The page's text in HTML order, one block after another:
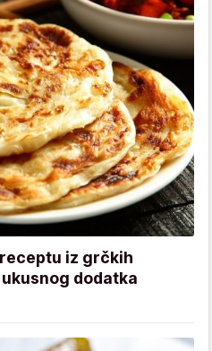
iz grčkih
dodatka